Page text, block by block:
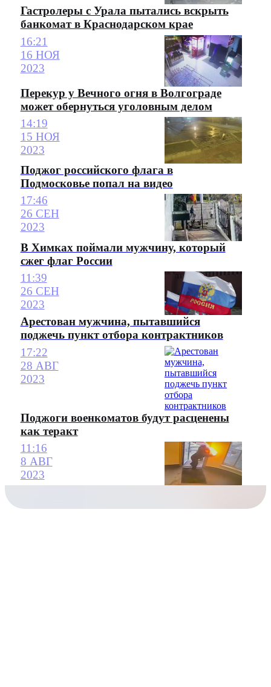
Гастролеры с Урала пытались вскрыть
банкомат в Краснодарском крае
16:21
16 НОЯ
2023
Перекур у Вечного огня в Волгограде
может обернуться уголовным делом
14:19
15 НОЯ
2023
Поджог российского флага в
Подмосковье попал на видео
17:46
26 СЕН
2023
В Химках поймали мужчину, который
сжег флаг России
11:39
26 СЕН
2023
Арестован мужчина, пытавшийся
поджечь пункт отбора контрактников
17:22
28 АВГ
2023
Поджоги военкоматов будут расценены
как теракт
11:16
8 АВГ
2023